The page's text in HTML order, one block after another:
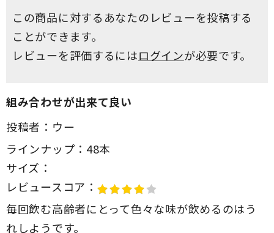
この商品に対するあなたのレビューを投稿する
ことができます。
レビューを評価するにはログインが必要です。
組み合わせが出来て良い
投稿者： ウー
ラインナップ： 48本
サイズ：
レビュースコア：
毎回飲む高齢者にとって色々な味が飲めるのはう
れしようです。